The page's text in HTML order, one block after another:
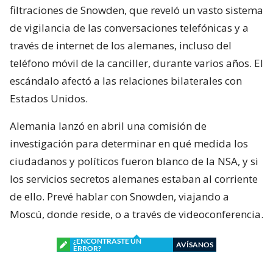
filtraciones de Snowden, que reveló un vasto sistema
de vigilancia de las conversaciones telefónicas y a
través de internet de los alemanes, incluso del
teléfono móvil de la canciller, durante varios años. El
escándalo afectó a las relaciones bilaterales con
Estados Unidos.
Alemania lanzó en abril una comisión de
investigación para determinar en qué medida los
ciudadanos y políticos fueron blanco de la NSA, y si
los servicios secretos alemanes estaban al corriente
de ello. Prevé hablar con Snowden, viajando a
Moscú, donde reside, o a través de videoconferencia.
¿ENCONTRASTE UN
ERROR?
AVÍSANOS